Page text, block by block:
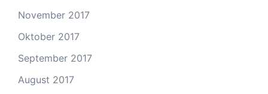
November 2017
Oktober 2017
September 2017
August 2017